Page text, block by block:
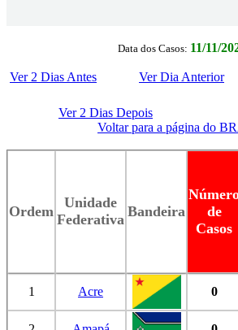
Data dos Casos: 11/11/
Ver 2 Dias Antes Ver Dia Anterior
Ver 2 Dias Depois
Voltar para a página do
Ordem
Unidade
Federativa Bandeira
de
Casos
1 Acre 0